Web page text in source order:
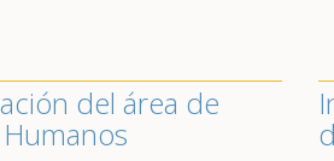
del área de